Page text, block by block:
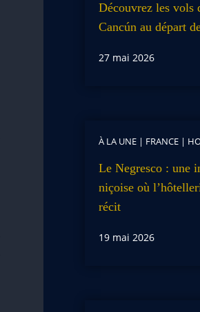
Découvrez les vols
Cancún au départ
27 mai 2026
À LA UNE| FRANCE|
Le Negresco : une
niçoise où
récit
19 mai 2026